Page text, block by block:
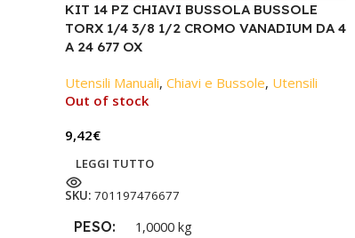
KIT 14 PZ CHIAVI BUSSOLA BUSSOLE
TORX 1/4 3/8 1/2 CROMO VANADIUM DA 4
A 24 677 OX
Utensili Manuali, Chiavi e Bussole, Utensili
Out of stock
9,42€
LEGGI TUTTO
SKU: 701197476677
PESO 1,0000 kg